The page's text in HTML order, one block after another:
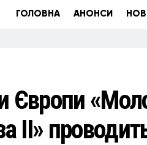
ГОЛОВНА АНОНСИ
Європи
ІІ»